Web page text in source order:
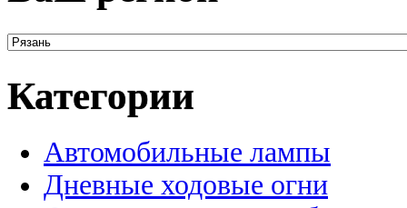
Категории
Автомобильные лампы
Дневные ходовые огни